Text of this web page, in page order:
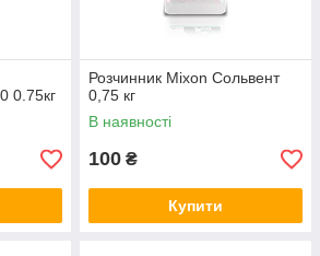
0.75кг
Розчинник Mixon Сольвент
0,75 кг
В наявності
100 ₴
Купити